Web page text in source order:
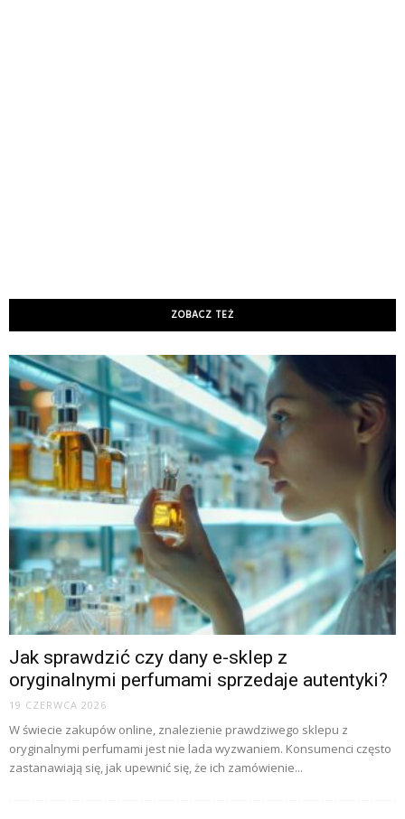
ZOBACZ TEŻ
Jak sprawdzić czy dany e-sklep z
oryginalnymi perfumami sprzedaje autentyki?
19 CZERWCA 2026
W świecie zakupów online, znalezienie prawdziwego sklepu z
oryginalnymi perfumami jest nie lada wyzwaniem. Konsumenci często
zastanawiają się, jak upewnić się, że ich zamówienie...